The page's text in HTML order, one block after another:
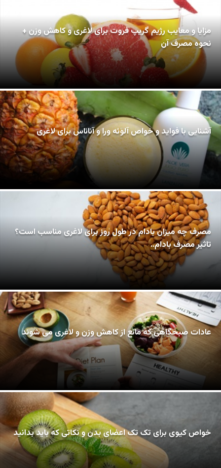
مزایا و معایب رژیم گریپ فروت برای لاغری و کاهش وزن +
نحوه مصرف آن
آشنایی با فواید و خواص آلوئه ورا و آناناس برای لاغری
مصرف چه میزان بادام در طول روز برای لاغری مناسب است؟
تاثیر مصرف بادام..
عادات صبحگاهی که مانع از کاهش وزن و لاغری می شوند
خواص کیوی برای تک تک اعضای بدن و نکاتی که باید بدانید